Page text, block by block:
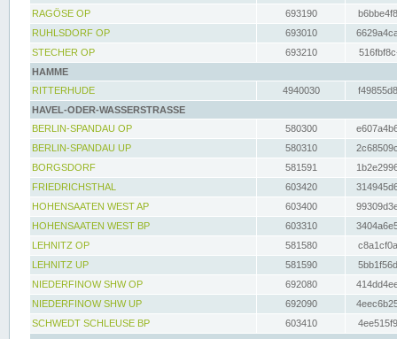
RAGÖSE OP
693190
RUHLSDORF OP
693010
STECHER OP
693210
HAMME
RITTERHUDE
4940030
HAVEL-ODER-WASSERSTRASSE
BERLIN-SPANDAU OP
580300
BERLIN-SPANDAU UP
580310
BORGSDORF
581591
FRIEDRICHSTHAL
603420
HOHENSAATEN WEST AP
603400
HOHENSAATEN WEST BP
603310
LEHNITZ OP
581580
LEHNITZ UP
581590
NIEDERFINOW SHW OP
692080
NIEDERFINOW SHW UP
692090
SCHWEDT SCHLEUSE BP
603410